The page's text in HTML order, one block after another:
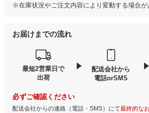
※在庫状況やご注文内容により変動する場合が
お届けまでの流れ
最短2営業日で
出荷
配送会社から
電話orSMS
必ずご確認ください
配送会社からの連絡（電話・SMS）にて最終的な